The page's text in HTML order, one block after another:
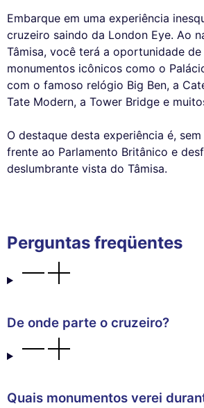
Embarque em uma experiência
cruzeiro saindo da London Eye. Ao
Tâmisa, você terá a oportunidade
monumentos icônicos como o
com o famoso relógio Big Ben, a
Tate Modern, a Tower Bridge e
O destaque desta experiência é,
frente ao Parlamento Britânico e
deslumbrante vista do Tâmisa.
Perguntas freqüentes
De onde parte o cruzeiro?
Quais monumentos verei